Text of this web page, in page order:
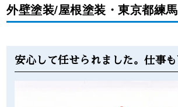
外壁塗装/屋根塗装・東京都練
Before After
安心して任せられました。仕事も